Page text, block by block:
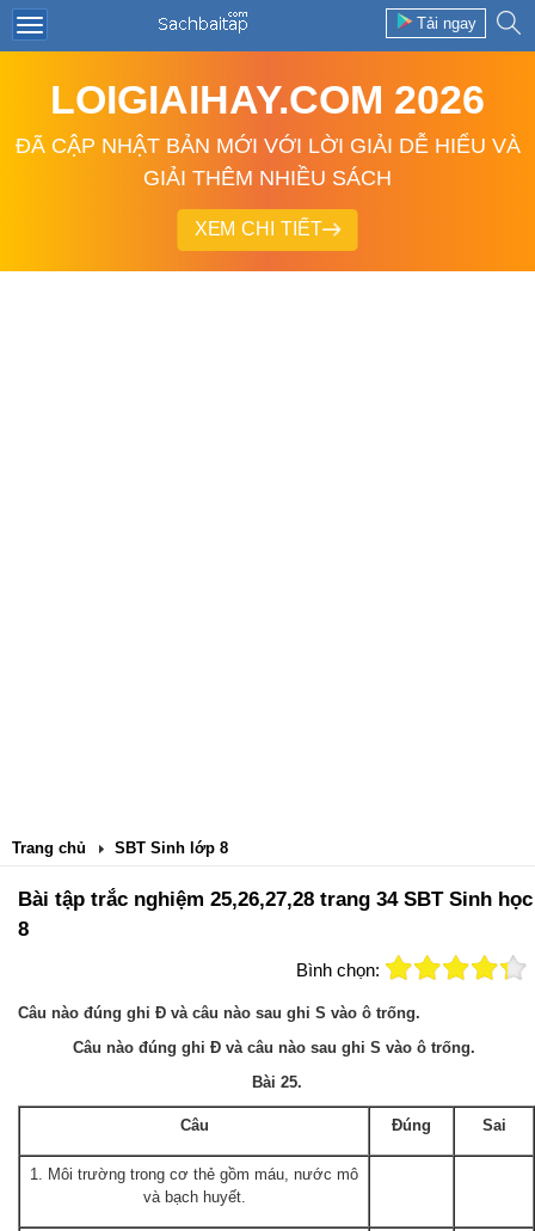
Tải ngay
LOIGIAIHAY.COM 2026
ĐÃ CẬP NHẬT BẢN MỚI VỚI LỜI GIẢI DỄ HIỂU VÀ
GIẢI THÊM NHIỀU SÁCH
XEM CHI TIẾT
Trang chủ SBT Sinh lớp 8
Bài tập trắc nghiệm 25,26,27,28 trang 34 SBT Sinh học
8
Bình chọn:
Câu nào đúng ghi Đ và câu nào sau ghi S vào ô trống.
Câu nào đúng ghi Đ và câu nào sau ghi S vào ô trống.
Bài 25.
Câu Đúng Sai
1. Môi trường trong cơ thẻ gồm máu, nước mô
và bạch huyết.